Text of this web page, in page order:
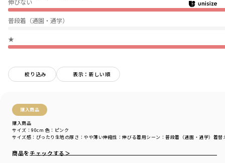
伸びない
普段着（通園・通学）
★
絞り込み 表示：新しい順
購入商品
購入商品
サイズ感 ：ぴったり 生地の厚さ ：やや薄い伸縮性 ：伸びる着用シーン ：普段着（通園・通学） 着替
サイズ：90cm 色：ピンク
商品をチェックする＞